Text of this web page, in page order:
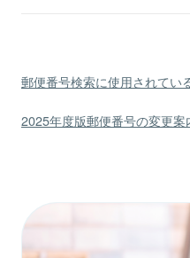
郵便番号検索に使用されてい
2025年度版郵便番号の変更案